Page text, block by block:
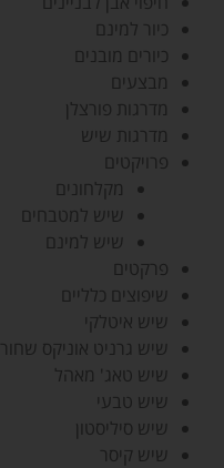
כיור למינם
כיורים מובנים
מבצעים
מדרגות פורצלן
מדרגות שיש
פרויקטים
מקלחונים
שיש למטבחים
שיש למינם
פרקטים
שיפוצים כלליים
שיש איטלקי
שיש גרניט אוניקס שחור
שיש טאג' מאהל
שיש טבעי
שיש סיליסטון
שיש קיסר